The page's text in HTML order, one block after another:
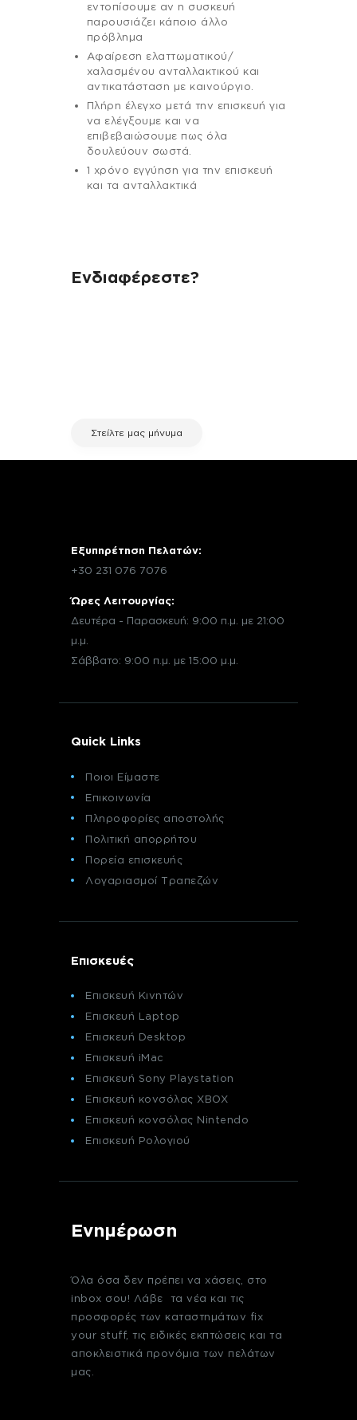
εντοπίσουμε αν η συσκευή
παρουσιάζει κάποιο άλλο
πρόβλημα
Αφαίρεση ελαττωματικού/
χαλασμένου ανταλλακτικού και
αντικατάσταση με καινούργιο.
Πλήρη έλεγχο μετά την επισκευή για
να ελέγξουμε και να
επιβεβαιώσουμε πως όλα
δουλεύουν σωστά.
1 χρόνο εγγύηση για την επισκευή
και τα ανταλλακτικά
Ενδιαφέρεστε?
Στείλτε μας μήνυμα
Εξυπηρέτηση Πελατών:
+30 231 076 7076
Ώρες Λειτουργίας:
Δευτέρα - Παρασκευή: 9:00 π.μ. με 21:00
μ.μ.
Σάββατο: 9:00 π.μ. με 15:00 μ.μ.
Quick Links
Ποιοι Είμαστε
Επικοινωνία
Πληροφορίες αποστολής
Πολιτική απορρήτου
Πορεία επισκευής
Λογαριασμοί Τραπεζών
Επισκευές
Επισκευή Κινητών
Επισκευή Laptop
Επισκευή Desktop
Επισκευή iMac
Επισκευή Sony Playstation
Επισκευή κονσόλας XBOX
Επισκευή κονσόλας Nintendo
Επισκευή Ρολογιού
Ενημέρωση
Όλα όσα δεν πρέπει να χάσεις, στο
inbox σου! Λάβε τα νέα και τις
προσφορές των καταστημάτων fix
your stuff, τις ειδικές εκπτώσεις και τα
αποκλειστικά προνόμια των πελάτων
μας.